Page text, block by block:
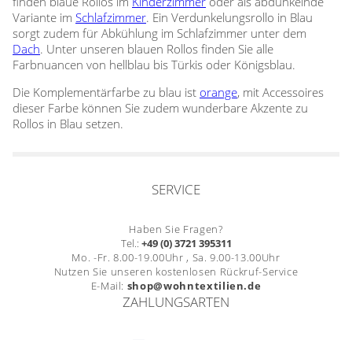
Stoffe
Panneaux
Variante im Schlafzimmer. Ein Verdunkelungsrollo in Blau
sorgt zudem für Abkühlung im Schlafzimmer unter dem
Dach. Unter unseren blauen Rollos finden Sie alle
Farbnuancen von hellblau bis Türkis oder Königsblau.
Die Komplementärfarbe zu blau ist orange, mit Accessoires
dieser Farbe können Sie zudem wunderbare Akzente zu
Rollos in Blau setzen.
SERVICE
Haben Sie Fragen?
Tel.: +49 (0) 3721 395311
Mo. -Fr. 8.00-19.00Uhr , Sa. 9.00-13.00Uhr
Nutzen Sie unseren kostenlosen Rückruf-Service
E-Mail: shop@wohntextilien.de
ZAHLUNGSARTEN